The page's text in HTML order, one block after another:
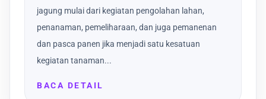
jagung mulai dari kegiatan pengolahan lahan,
penanaman, pemeliharaan, dan juga pemanenan
dan pasca panen jika menjadi satu kesatuan
kegiatan tanaman...
BACA DETAIL